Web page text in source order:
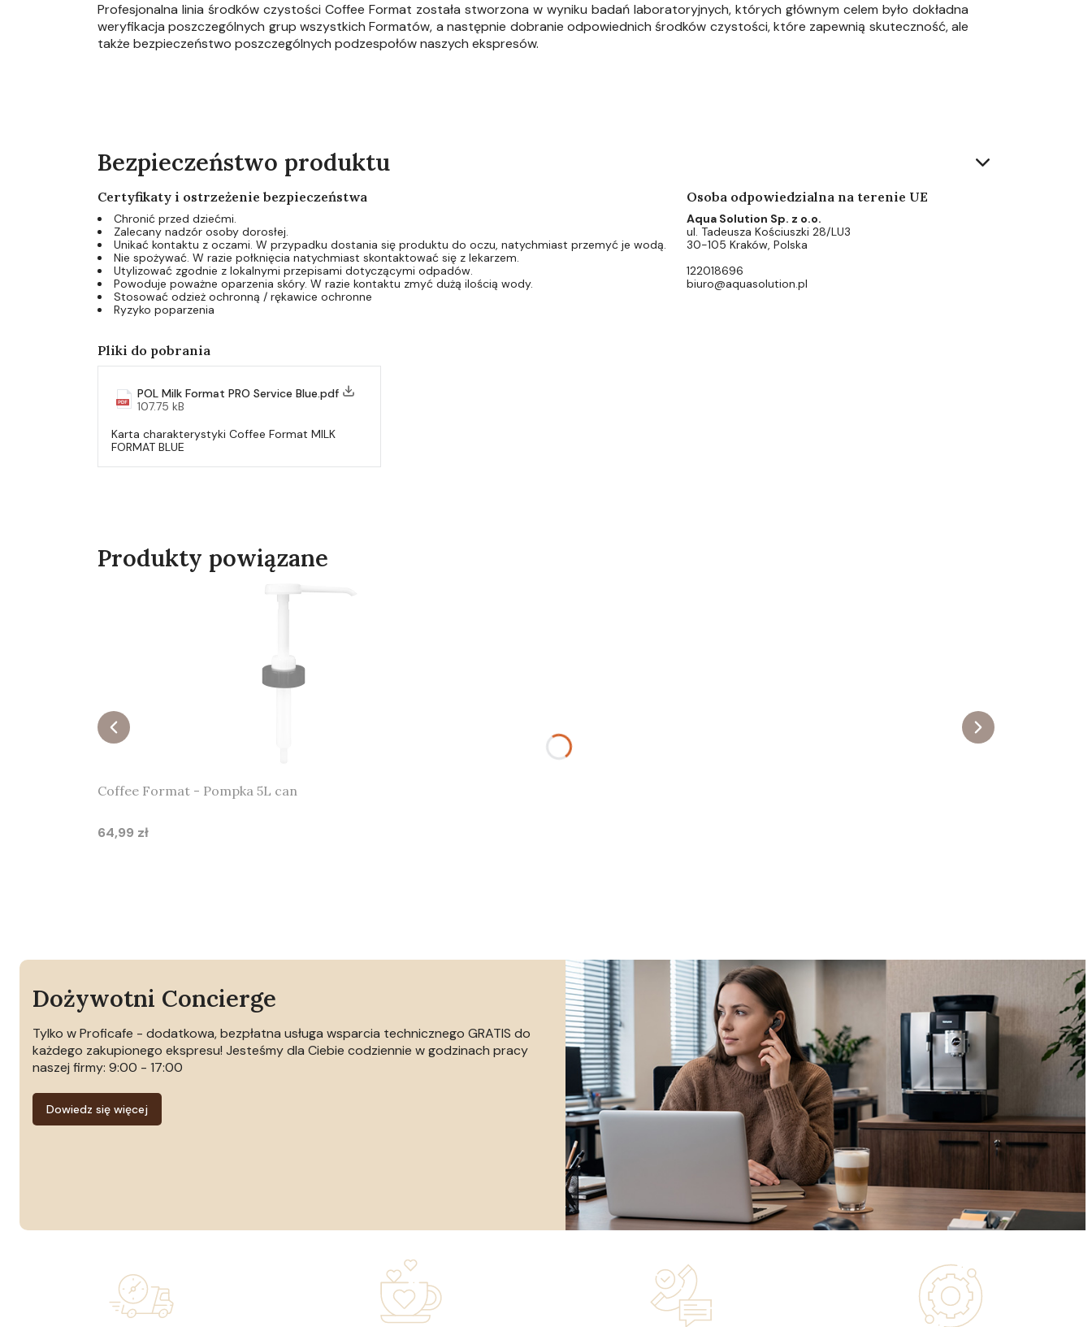
Profesjonalna linia środków czystości Coffee Format została stworzona w wyniku badań laboratoryjnych, których głównym celem było dokładna
weryfikacja poszczególnych grup wszystkich Formatów, a następnie dobranie odpowiednich środków czystości, które zapewnią skuteczność, ale
także bezpieczeństwo poszczególnych podzespołów naszych ekspresów.
Bezpieczeństwo produktu
Certyfikaty i ostrzeżenie bezpieczeństwa
Chronić przed dziećmi.
Zalecany nadzór osoby dorosłej.
Unikać kontaktu z oczami. W przypadku dostania się produktu do oczu, natychmiast przemyć je wodą.
Nie spożywać. W razie połknięcia natychmiast skontaktować się z lekarzem.
Utylizować zgodnie z lokalnymi przepisami dotyczącymi odpadów.
Powoduje poważne oparzenia skóry. W razie kontaktu zmyć dużą ilością wody.
Stosować odzież ochronną / rękawice ochronne
Ryzyko poparzenia
Osoba odpowiedzialna na terenie UE
Aqua Solution Sp. z o.o.
ul. Tadeusza Kościuszki 28/LU3
30-105 Kraków, Polska
122018696
biuro@aquasolution.pl
Pliki do pobrania
POL Milk Format PRO Service Blue.pdf
107.75 kB
Karta charakterystyki Coffee Format MILK
FORMAT BLUE
Produkty powiązane
Coffee Format - Pompka 5L can
Cena
64,99 zł
Dożywotni Concierge
Tylko w Proficafe - dodatkowa, bezpłatna usługa wsparcia technicznego GRATIS do
każdego zakupionego ekspresu! Jesteśmy dla Ciebie codziennie w godzinach pracy
naszej firmy: 9:00 - 17:00
Dowiedz się więcej